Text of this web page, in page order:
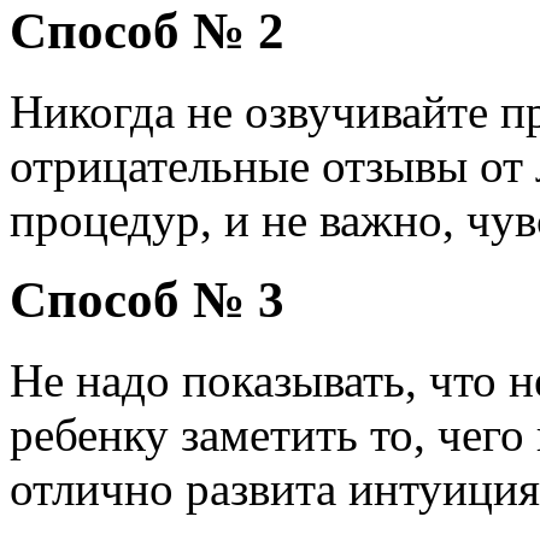
Способ № 2
Никогда не озвучивайте
отрицательные отзывы
процедур, и не важно,
Способ № 3
Не надо показывать, что
ребенку заметить то,
отлично развита